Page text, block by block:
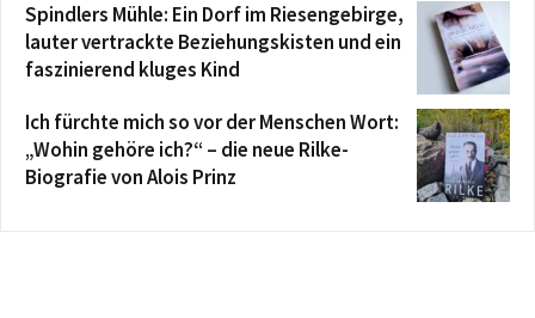
Spindlers Mühle: Ein Dorf im Riesengebirge,
lauter vertrackte Beziehungskisten und ein
faszinierend kluges Kind
Ich fürchte mich so vor der Menschen Wort:
„Wohin gehöre ich?“ – die neue Rilke-
Biografie von Alois Prinz